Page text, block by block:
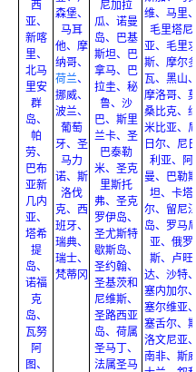
西
亚、
新喀
里、
北马
里安
群
岛、
帕
劳、
巴布
亚新
几内
亚、
塔希
提
岛、
诺福
克
岛、
瓦努
阿
图、
森堡、
马耳
他、摩
纳哥、
荷兰、
挪威、
波兰、
葡萄
牙、圣
马力
诺、斯
洛伐
克、西
班牙、
瑞典、
瑞士、
梵蒂冈
尼加拉
瓜、诺曼
岛、巴基
斯坦、巴
拿马、巴
拉圭、秘
鲁、沙
巴、斯里
兰卡、圣
巴泰勒
米、圣克
里斯托
弗、圣克
罗伊岛、
圣尤斯特
歇斯岛、
圣约翰、
圣基茨和
尼维斯、
圣路西亚
岛、荷属
圣马丁、
法属圣马
维、马里
毛里塔尼
亚、毛里
斯、摩尔
瓦、黑山
摩洛哥、
桑比克、
米比亚、
日尔、尼
利亚、阿
曼、巴勒
坦、卡塔
尔、留尼
岛、罗马
亚、俄罗
斯、卢旺
达、沙特
塞内加尔
塞尔维亚
塞舌尔、
洛文尼亚
南非、斯